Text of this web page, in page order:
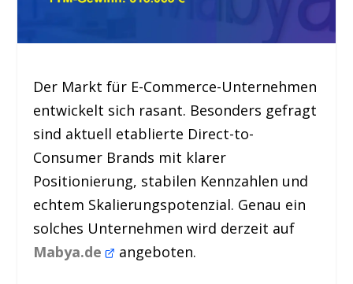
Der Markt für E-Commerce-Unternehmen
entwickelt sich rasant. Besonders gefragt
sind aktuell etablierte Direct-to-
Consumer Brands mit klarer
Positionierung, stabilen Kennzahlen und
echtem Skalierungspotenzial. Genau ein
solches Unternehmen wird derzeit auf
Mabya.de
angeboten.